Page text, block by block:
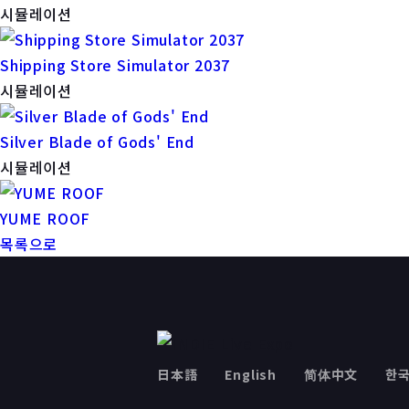
시뮬레이션
Shipping Store Simulator 2037
시뮬레이션
Silver Blade of Gods' End
시뮬레이션
YUME ROOF
목록으로
日本語 English 简体中文 한